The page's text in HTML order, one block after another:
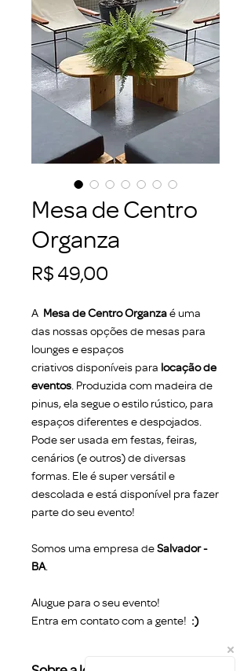
Mesa de Centro
Organza
R$ 49,00
A Mesa de Centro Organzaé uma
das nossas opções de mesas para
lounges e espaços
criativos disponíveis para locação de
eventos. Produzida com madeira de
pinus, ela segue o estilo rústico, para
espaços diferentes e despojados.
Pode ser usada em festas, feiras,
cenários (e outros) de diversas
formas. Ele é super versátil e
descolada e está disponível pra fazer
parte do seu evento!
Somos uma empresa deSalvador -
BA.
Alugue para o seu evento!
Entra em contato com a gente! :)